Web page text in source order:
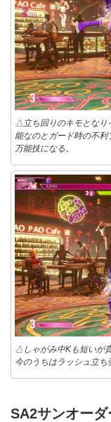
△立ち回りのキモとなり
能なのとガード時の不
万能技になる。
△しゃがみ中Kも短いが
今のうちはラッシュ立ち
SA2サンオー